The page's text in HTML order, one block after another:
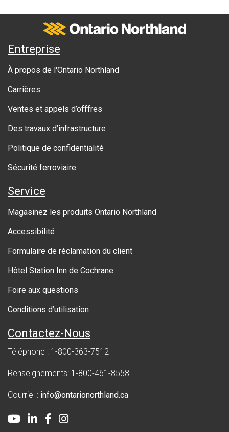
Ontario Northland
A
u
g
o
v
n
Entreprise
À propos de l'Ontario Northland
Carrières
Ventes et appels d’offfres
Des travaux d’infrastructure
Politique de confidentialité
Sécurité ferroviaire
Service
Magasinez les produits Ontario Northland
Accessibilité
Formulaire de réclamation du client
Hôtel Station Inn de Cochrane
Foire aux questions
Conditions d’utilisation
Contactez-Nous
Téléphone : 1-800-363-7512
Renseignements: 1-800-461-8558
Courriel : info@ontarionorthland.ca
Youtube
LinkedInFacebook
Instagram